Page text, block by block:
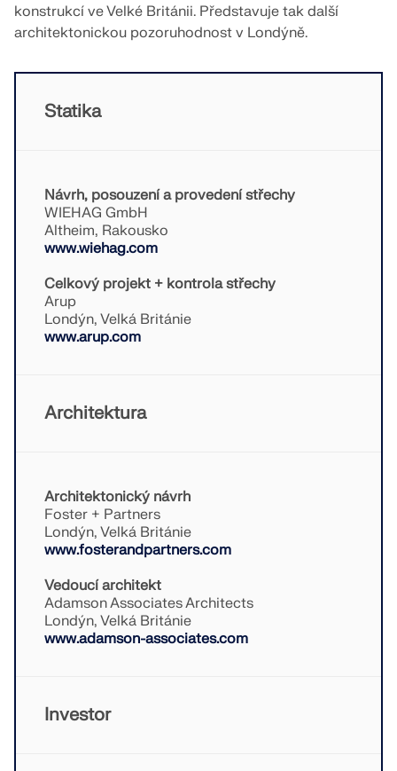
Nástroj Geo-zóny
Online služba Dlubal poskytuje mapy oblastí pro
rychlé stanovení sněhových zatížení, rychlostí větru
a seizmických údajů.
konstrukcí ve Velké Británii. Představuje tak další
architektonickou pozoruhodnost v Londýně.
Statika
Návrh, posouzení a provedení střechy
WIEHAG GmbH
Altheim, Rakousko
www.wiehag.com
Celkový projekt + kontrola střechy
Arup
Londýn, Velká Británie
www.arup.com
Architektura
Architektonický návrh
Foster + Partners
Londýn, Velká Británie
www.fosterandpartners.com
Vedoucí architekt
Adamson Associates Architects
Londýn, Velká Británie
www.adamson-associates.com
Investor